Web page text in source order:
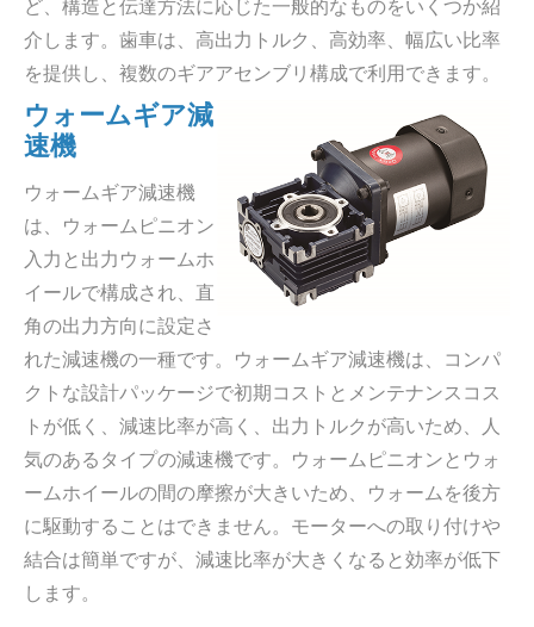
ど、構造と伝達方法に応じた一般的なものをいくつか紹
介します。歯車は、高出力トルク、高効率、幅広い比率
を提供し、複数のギアアセンブリ構成で利用できます。
ウォームギア減
速機
ウォームギア減速機
は、ウォームピニオン
入力と出力ウォームホ
イールで構成され、直
角の出力方向に設定さ
れた減速機の一種です。ウォームギア減速機は、コンパ
クトな設計パッケージで初期コストとメンテナンスコス
トが低く、減速比率が高く、出力トルクが高いため、人
気のあるタイプの減速機です。ウォームピニオンとウォ
ームホイールの間の摩擦が大きいため、ウォームを後方
に駆動することはできません。モーターへの取り付けや
結合は簡単ですが、減速比率が大きくなると効率が低下
します。